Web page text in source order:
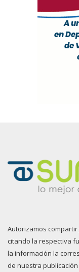
Autorizamos
citando la respectiva
la información la
de nuestra publicación